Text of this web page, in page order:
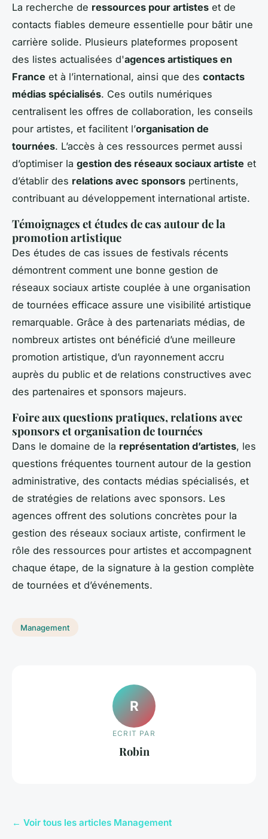
La recherche de ressources pour artistes et de
contacts fiables demeure essentielle pour bâtir une
carrière solide. Plusieurs plateformes proposent
des listes actualisées d'agences artistiques en
France et à l’international, ainsi que des contacts
médias spécialisés. Ces outils numériques
centralisent les offres de collaboration, les conseils
pour artistes, et facilitent l’organisation de
tournées. L’accès à ces ressources permet aussi
d’optimiser la gestion des réseaux sociaux artiste et
d’établir des relations avec sponsors pertinents,
contribuant au développement international artiste.
Témoignages et études de cas autour de la
promotion artistique
Des études de cas issues de festivals récents
démontrent comment une bonne gestion de
réseaux sociaux artiste couplée à une organisation
de tournées efficace assure une visibilité artistique
remarquable. Grâce à des partenariats médias, de
nombreux artistes ont bénéficié d’une meilleure
promotion artistique, d’un rayonnement accru
auprès du public et de relations constructives avec
des partenaires et sponsors majeurs.
Foire aux questions pratiques, relations avec
sponsors et organisation de tournées
Dans le domaine de la représentation d’artistes, les
questions fréquentes tournent autour de la gestion
administrative, des contacts médias spécialisés, et
de stratégies de relations avec sponsors. Les
agences offrent des solutions concrètes pour la
gestion des réseaux sociaux artiste, confirment le
rôle des ressources pour artistes et accompagnent
chaque étape, de la signature à la gestion complète
de tournées et d’événements.
Management
R
ECRIT PAR
Robin
← Voir tous les articles Management